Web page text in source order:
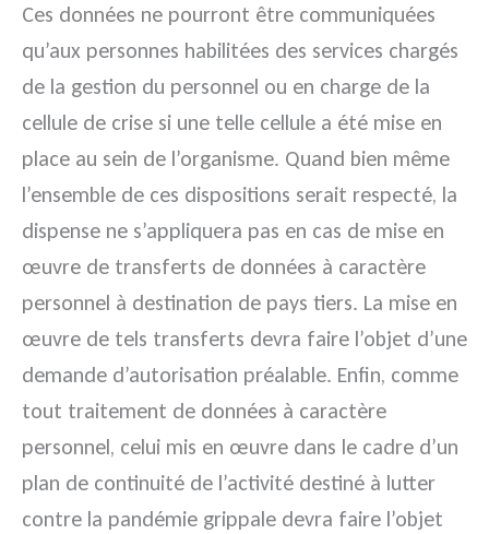
Ces données ne pourront être communiquées
qu’aux personnes habilitées des services chargés
de la gestion du personnel ou en charge de la
cellule de crise si une telle cellule a été mise en
place au sein de l’organisme. Quand bien même
l’ensemble de ces dispositions serait respecté, la
dispense ne s’appliquera pas en cas de mise en
œuvre de transferts de données à caractère
personnel à destination de pays tiers. La mise en
œuvre de tels transferts devra faire l’objet d’une
demande d’autorisation préalable. Enfin, comme
tout traitement de données à caractère
personnel, celui mis en œuvre dans le cadre d’un
plan de continuité de l’activité destiné à lutter
contre la pandémie grippale devra faire l’objet